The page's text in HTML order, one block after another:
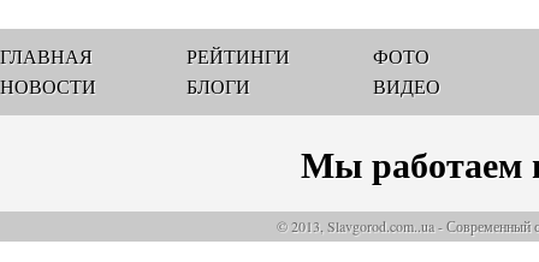
ГЛАВНАЯ
НОВОСТИ
РЕЙТИНГИ
БЛОГИ
ФОТО
ВИДЕО
Мы работаем
© 2013, Slavgorod.com..ua - Современный